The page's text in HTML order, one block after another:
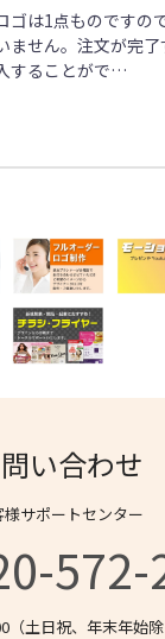
ゴは1点ものですの
ません。注文が完
することがで…
い合わせ
様サポートセンター
572-
（土日祝、年末年始除